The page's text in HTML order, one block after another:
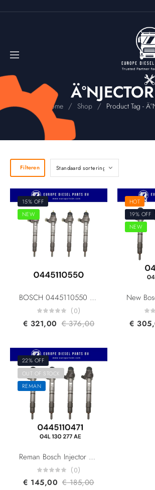
Ä°NJECTOR
Home / Shop / Product Tag -
Filteren
15% OFF
NEW
BOSCH 0445110550 0445110551 03L130277P For Volkswagen Crafter 30/35/50 Diesel Fuel Injector
(0)
€ 321,00 €376,00
HOT
19% OFF
NEW
€
22% OFF
OUT OF STOCK
REMAN
Reman Bosch Injector 0445110471 0445110470 04L130277AE 04L130277K 04L130277C For Audi A3/A4/A5/A6/Q3/Q5 Seat Skoda VW 2.0L
(0)
€ 145,00 €185,00